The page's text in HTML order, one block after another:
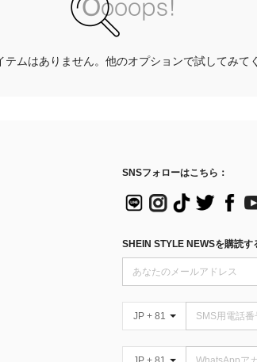
テムはありません。他のオプションで試してみて
SNSフォローはこちら：
SHEIN STYLE NEWSを購読す
JP + 81